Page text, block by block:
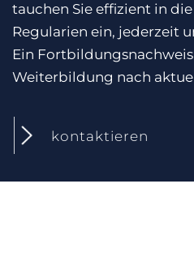
tauchen Sie effizient in
Regularien ein, jederzeit
Ein
Weiterbildung nach
kontaktieren